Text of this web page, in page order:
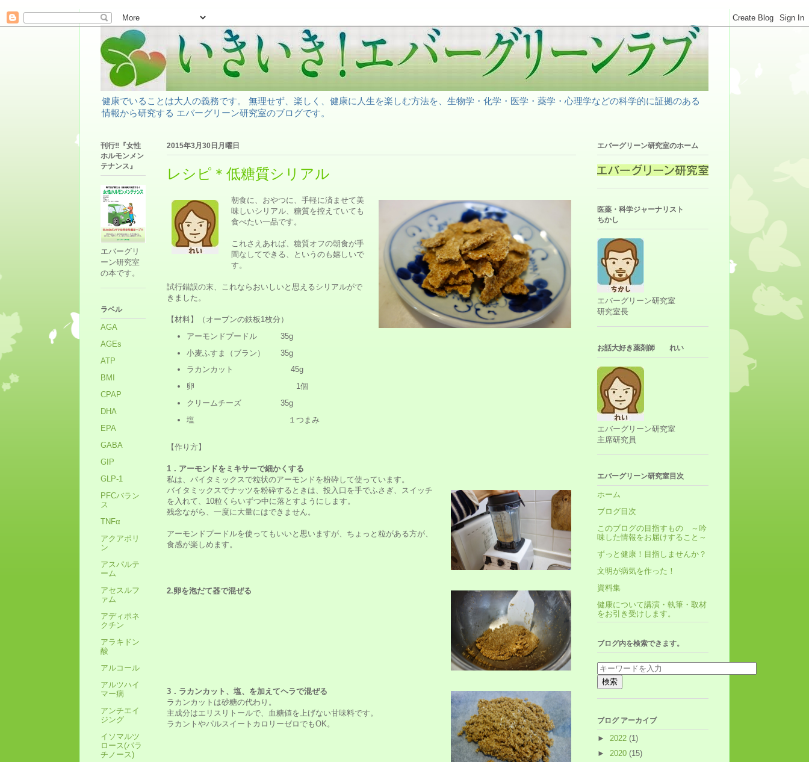
健康でいることは大人の義務です。 無理せず、楽しく、健康に人生を楽しむ方法を、生物学・化学・医学・薬学・心理学などの科学的に証拠のある
情報から研究する エバーグリーン研究室のブログです。
2015年3月30日月曜日
レシピ＊低糖質シリアル
朝食に、おやつに、手軽に済ませて美
味しいシリアル、糖質を控えていても
食べたい一品です。
これさえあれば、糖質オフの朝食が手
間なしてできる、というのも嬉しいで
す。
試行錯誤の末、これならおいしいと思えるシリアルがで
きました。
【材料】（オーブンの鉄板1枚分）
アーモンドプードル 35g
小麦ふすま（ブラン） 35g
ラカンカット 45g
卵 1個
クリームチーズ 35g
塩 １つまみ
【作り方】
1．アーモンドをミキサーで細かくする
私は、バイタミックスで粒状のアーモンドを粉砕して使っています。
バイタミックスでナッツを粉砕するときは、投入口を手でふさぎ、スイッチ
を入れて、10粒くらいずつ中に落とすようにします。
残念ながら、一度に大量にはできません。
アーモンドプードルを使ってもいいと思いますが、ちょっと粒がある方が、
食感が楽しめます。
2.卵を泡だて器で混ぜる
3．ラカンカット、塩、を加えてヘラで混ぜる
ラカンカットは砂糖の代わり。
主成分はエリスリトールで、血糖値を上げない甘味料です。
ラカントやパルスイートカロリーゼロでもOK。
刊行‼『女性
ホルモンメン
テナンス』
エバーグリ
ーン研究室
の本です。
ラベル
AGA
AGEs
ATP
BMI
CPAP
DHA
EPA
GABA
GIP
GLP-1
PFCバラン
ス
TNFα
アクアポリ
ン
アスパルテ
ーム
アセスルフ
ァム
アディポネ
クチン
アラキドン
酸
アルコール
アルツハイ
マー病
アンチエイ
ジング
イソマルツ
ロース(パラ
チノース)
エバーグリーン研究室のホーム
医薬・科学ジャーナリスト
ちかし
エバーグリーン研究室
研究室長
お話大好き薬剤師 れい
エバーグリーン研究室
主席研究員
エバーグリーン研究室目次
ホーム
ブログ目次
このブログの目指すもの ～吟
味した情報をお届けすること～
ずっと健康！目指しませんか？
文明が病気を作った！
資料集
健康について講演・執筆・取材
をお引き受けします。
ブログ内を検索できます。
ブログ アーカイブ
► 2022 (1)
► 2020 (15)